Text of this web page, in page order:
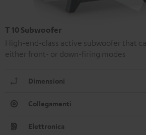
T 10 Subwoofer
High-end-class active subwoofer that
either front- or down-firing modes
Dimensioni
Collegamenti
Elettronica